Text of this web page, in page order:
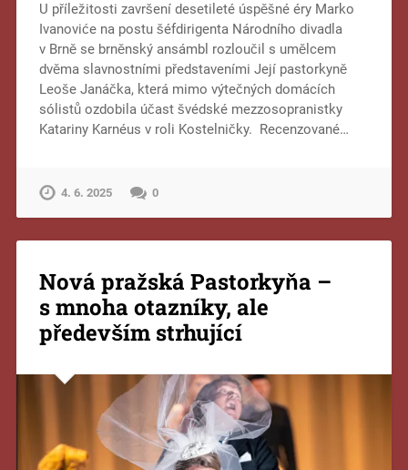
U příležitosti završení desetileté úspěšné éry Marko
Ivanoviće na postu šéfdirigenta Národního divadla
v Brně se brněnský ansámbl rozloučil s umělcem
dvěma slavnostními představeními Její pastorkyně
Leoše Janáčka, která mimo výtečných domácích
sólistů ozdobila účast švédské mezzosopranistky
Katariny Karnéus v roli Kostelničky. Recenzované…
4. 6. 2025 0
Nová pražská Pastorkyňa –
s mnoha otazníky, ale
především strhující